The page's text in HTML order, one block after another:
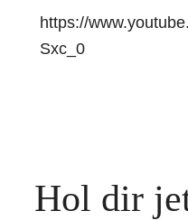
https://
Sxc_0
Hol dir